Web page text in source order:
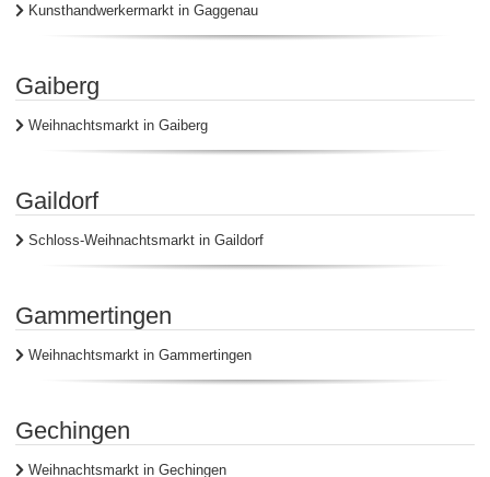
Kunsthandwerkermarkt in Gaggenau
Gaiberg
Weihnachtsmarkt in Gaiberg
Gaildorf
Schloss-Weihnachtsmarkt in Gaildorf
Gammertingen
Weihnachtsmarkt in Gammertingen
Gechingen
Weihnachtsmarkt in Gechingen